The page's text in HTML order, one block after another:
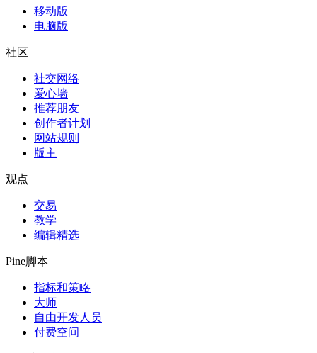
移动版
电脑版
社区
社交网络
爱心墙
推荐朋友
创作者计划
网站规则
版主
观点
交易
教学
编辑精选
Pine脚本
指标和策略
大师
自由开发人员
付费空间